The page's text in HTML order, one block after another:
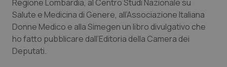
Professionisti Sanitari.AI
Abruzzo
Basilicata
QS Pro Gold
Artrite & artrosi
QS Club
Regione Lombardia, al Centro Studi Nazionale su
Salute e Medicina di Genere, all’Associazione Italiana
Donne Medico e alla Simegen un libro divulgativo che
ho fatto pubblicare dall’Editoria della Camera dei
Deputati.